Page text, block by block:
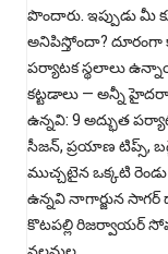
పొందారు. ఇప్పుడు మీ
అనిపిస్తోందా?
పర్యాటక స్థలాలు
కట్టడాలు — అన్నీ
ఉన్నవి: 9 అద్భుత
సీజన్, ప్రయాణ టిప్స్,
ముచ్చటైన ఒక్కటి
ఉన్నవి నాగార్జున సాగర్
కొటపల్లి రిజర్వాయర్